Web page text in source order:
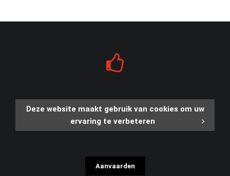
Deze website maakt gebruik van cookies om uw
ervaring te verbeteren
Aanvaarden